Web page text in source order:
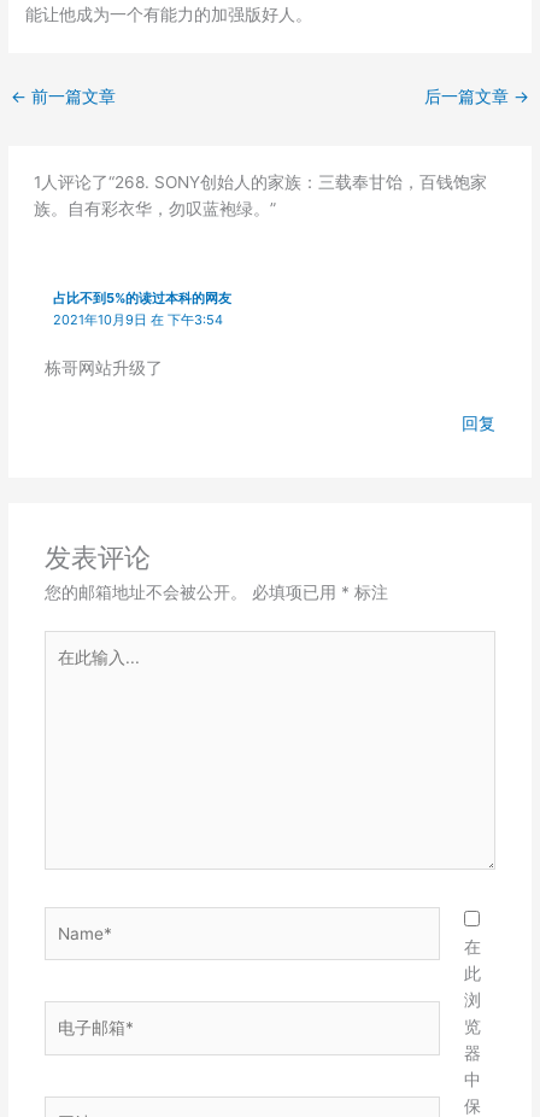
能让他成为一个有能力的加强版好人。
← 前一篇文章 后一篇文章 →
1人评论了“268. SONY创始人的家族：三载奉甘饴，百钱饱家
族。自有彩衣华，勿叹蓝袍绿。”
占比不到5%的读过本科的网友
2021年10月9日 在 下午3:54
栋哥网站升级了
回复
发表评论
您的邮箱地址不会被公开。 必填项已用 * 标注
箱
在
此
浏
览
器
中
保